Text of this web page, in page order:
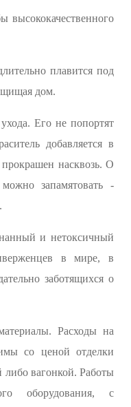
высококачественного
плавится под
дом.
Его не попортят
добавляется в
насквозь. О
запамятовать -
и нетоксичный
в мире, в
заботящихся о
Расходы на
со ценой отделки
либо вагонкой. Работы
оборудования, с